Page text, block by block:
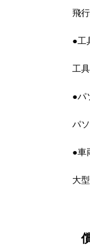
飛
●工
工
●パ
パ
●車
大